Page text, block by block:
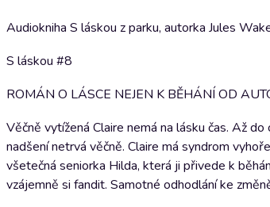
Audiokniha S láskou z parku, autorka Jules
S láskou #8
ROMÁN O LÁSCE NEJEN K BĚHÁNÍ OD
Věčně vytížená Claire nemá na lásku čas. Až
nadšení netrvá věčně. Claire má syndrom
všetečná seniorka Hilda, která ji přivede k
vzájemně si fandit. Samotné odhodlání ke